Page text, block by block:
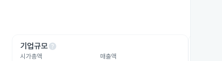
기업규모help
시가총액
매출액